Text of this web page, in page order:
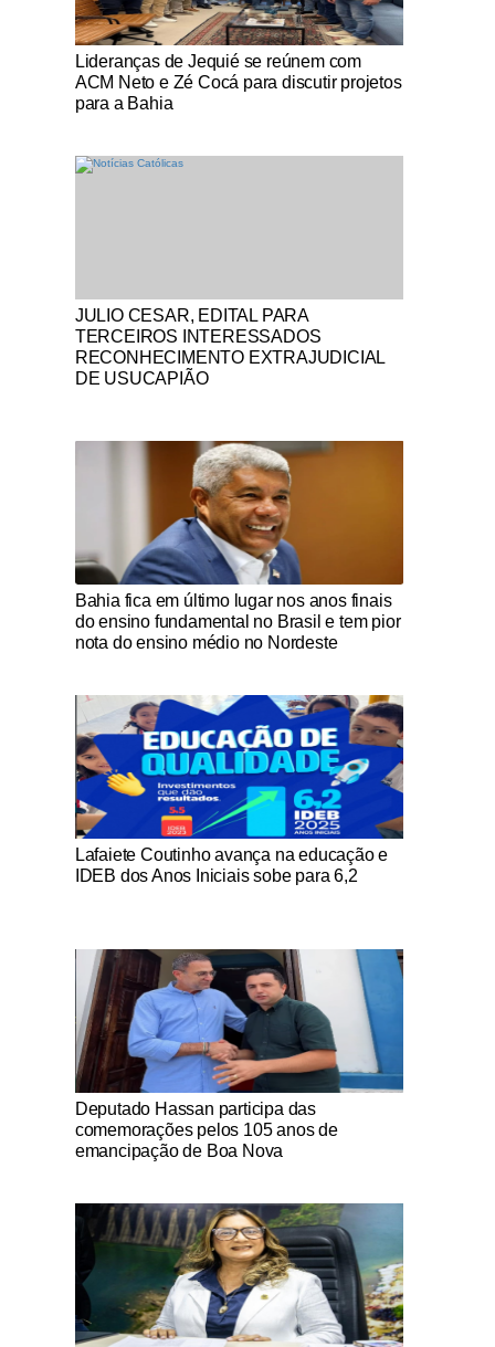
Notícias Católicas
Lideranças de Jequié se reúnem com
ACM Neto e Zé Cocá para discutir projetos
para a Bahia
Notícias Católicas
JULIO CESAR, EDITAL PARA
TERCEIROS INTERESSADOS
RECONHECIMENTO EXTRAJUDICIAL
DE USUCAPIÃO
Notícias Católicas
Bahia fica em último lugar nos anos finais
do ensino fundamental no Brasil e tem pior
nota do ensino médio no Nordeste
Notícias Católicas
Lafaiete Coutinho avança na educação e
IDEB dos Anos Iniciais sobe para 6,2
Notícias Católicas
Deputado Hassan participa das
comemorações pelos 105 anos de
emancipação de Boa Nova